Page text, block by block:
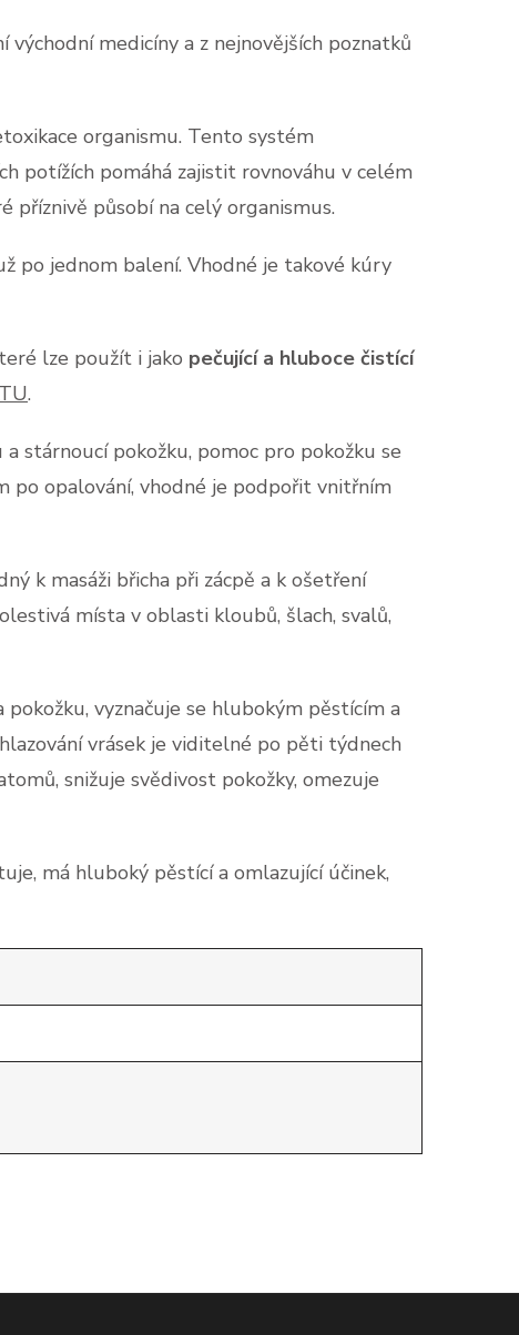
medicíny a z nejnovějších poznatků
organismu. Tento systém
potížích pomáhá zajistit rovnováhu v celém
příznivě působí na celý organismus.
po jednom balení. Vhodné je takové kúry
lze použít i jako pečující a hluboce čistící
.
stárnoucí pokožku, pomoc pro pokožku se
po opalování, vhodné je podpořit vnitřním
k masáži břicha při zácpě a k ošetření
místa v oblasti kloubů, šlach, svalů,
vyznačuje se hlubokým pěstícím a
vrásek je viditelné po pěti týdnech
snižuje svědivost pokožky, omezuje
má hluboký pěstící a omlazující účinek,